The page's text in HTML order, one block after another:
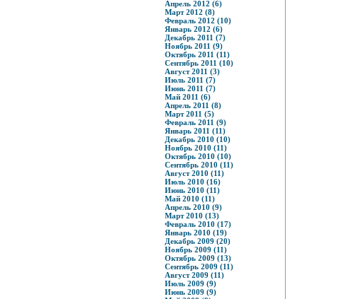
Апрель 2012 (6)
Март 2012 (8)
Февраль 2012 (10)
Январь 2012 (6)
Декабрь 2011 (7)
Ноябрь 2011 (9)
Октябрь 2011 (11)
Сентябрь 2011 (10)
Август 2011 (3)
Июль 2011 (7)
Июнь 2011 (7)
Май 2011 (6)
Апрель 2011 (8)
Март 2011 (5)
Февраль 2011 (9)
Январь 2011 (11)
Декабрь 2010 (10)
Ноябрь 2010 (11)
Октябрь 2010 (10)
Сентябрь 2010 (11)
Август 2010 (11)
Июль 2010 (16)
Июнь 2010 (11)
Май 2010 (11)
Апрель 2010 (9)
Март 2010 (13)
Февраль 2010 (17)
Январь 2010 (19)
Декабрь 2009 (20)
Ноябрь 2009 (11)
Октябрь 2009 (13)
Сентябрь 2009 (11)
Август 2009 (11)
Июль 2009 (9)
Июнь 2009 (9)